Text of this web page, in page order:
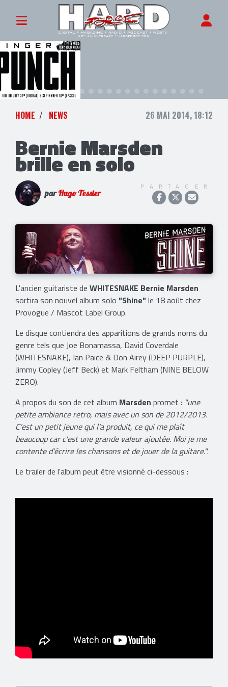
HOME NEWS 26 MAI 2014, 18:12
Bernie Marsden
brille en solo
parHugo Tessier
PARTAGER
L'ancien guitariste de WHITESNAKE Bernie Marsden
sortira son nouvel album solo "Shine" le 18 août chez
Provogue / Mascot Label Group.
Le disque contiendra des apparitions de grands noms du
genre tels que Joe Bonamassa, David Coverdale
(WHITESNAKE), Ian Paice & Don Airey (DEEP PURPLE),
Jimmy Copley (Jeff Beck) et Mark Feltham (NINE BELOW
ZERO).
A propos du son de cet album Marsden promet : "une
petite ambiance retro, mais avec un son de 2012/2013.
C'est un petit jeune qui l'a produit, ce qui me plaît
beaucoup car c'est une grande valeur ajoutée. Moi je me
contente d'écrire les chansons et de jouer de la guitare.".
Le trailer de l'album peut être visionné ci-dessous :